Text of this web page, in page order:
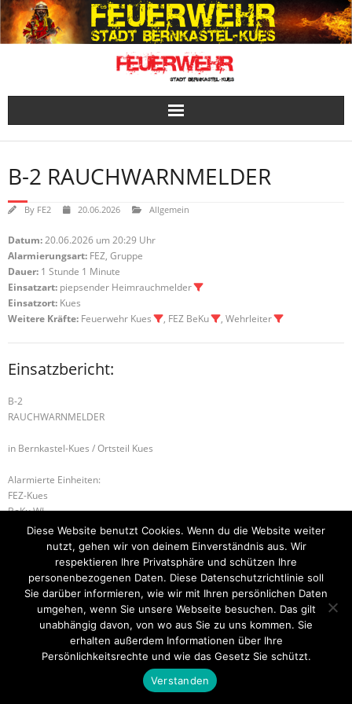
Skip
to
content
B-2 RAUCHWARNMELDER
By FE2 20.06.2026 Allgemein
Datum:20.06.2026 um 20:29 Uhr
Alarmierungsart: FEZ, Gruppe
Dauer: 1 Stunde 1 Minute
Einsatzart: piepsender Heimrauchmelder
Einsatzort: Kues
Weitere Kräfte: Feuerwehr Kues , FEZ BeKu , Wehrleiter
Einsatzbericht:
B-2
RAUCHWARNMELDER
in Bernkastel-Kues / Ortsteil Kues
Alarmierte Einheiten:
FEZ-Kues
BeKu WL
Kues-Gruppe
H-1PERSON IN AUFZUG H-1 PERSON IN AUFZUG
Startseite Einsätze Mitglied werden Über uns
Bilder
Kontakt
Theme byThink Up Themes Ltd. Powered byWordPress.
Diese Website benutzt Cookies. Wenn du die Website weiter
nutzt, gehen wir von deinem Einverständnis aus. Wir
respektieren Ihre Privatsphäre und schützen Ihre
personenbezogenen Daten. Diese Datenschutzrichtlinie soll
Sie darüber informieren, wie wir mit Ihren persönlichen Daten
umgehen, wenn Sie unsere Webseite besuchen. Das gilt
unabhängig davon, von wo aus Sie zu uns kommen. Sie
erhalten außerdem Informationen über Ihre
Persönlichkeitsrechte und wie das Gesetz Sie schützt.
Verstanden